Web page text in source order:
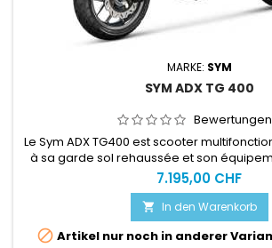
MARKE: SYM
SYM ADX TG 400
Le Sym ADX TG400 est scooter
à sa garde sol rehaussée et son
issu de la moto, ce maxi-scooter est
amener dans les chemins les plus escarpés
= SERVICE CLEFS EN MAINS OBLIGATOIRE
D'ACHAT EN LIGNEPlus d'info sur notre
www.motoslive.ch
7.195,00 CHF
 In den Warenkorb
 Artikel nur noch in anderer